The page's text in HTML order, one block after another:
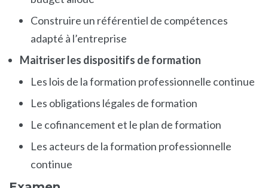
Construire un référentiel de compétences
adapté à l’entreprise
Maitriser les dispositifs de formation
Les lois de la formation professionnelle continue
Les obligations légales de formation
Le cofinancement et le plan de formation
Les acteurs de la formation professionnelle
continue